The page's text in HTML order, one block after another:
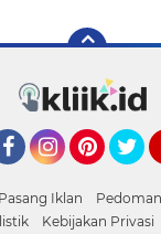
Pasang Iklan
Kebijakan Privasi